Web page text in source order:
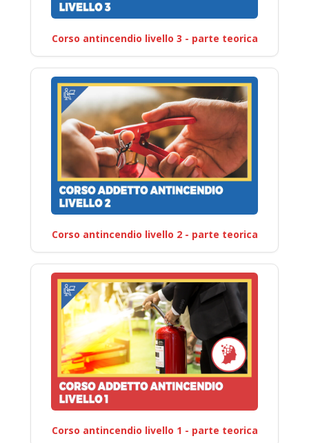
Corso antincendio livello 3 - parte teorica
Corso antincendio livello 2 - parte teorica
Corso antincendio livello 1 - parte teorica